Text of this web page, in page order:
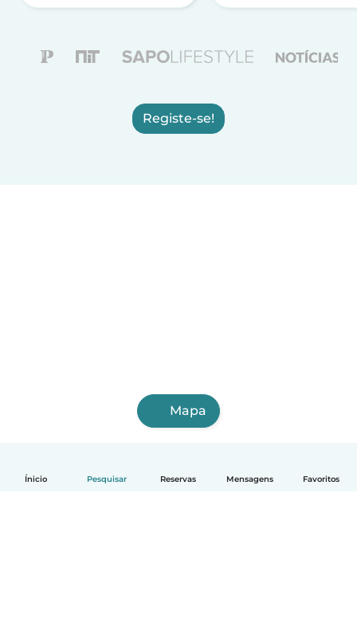
Ínicio Pesquisar Reservas Mensagens Favoritos
Registe-se!
Mapa